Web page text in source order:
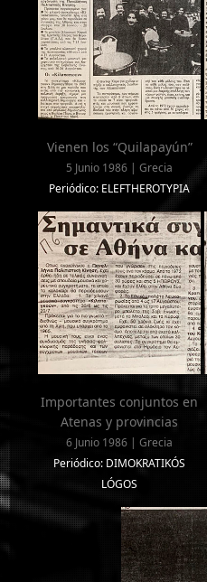
Vienen los “Quilapayún”
5 Junio 1986 | Grecia
Periódico: ELEFTHEROTYPIA
Importantes conjuntos en
Atenas y provincias
6 Junio 1986 | Grecia
Periódico: DIMOKRATIKÓS
LÓGOS